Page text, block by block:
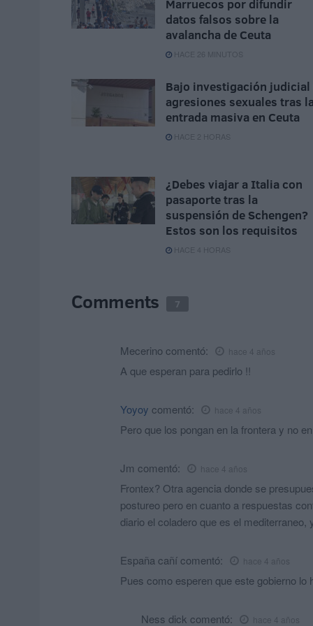
Marruecos por difundir
datos falsos sobre la
avalancha de Ceuta
HACE 26 MINUTOS
Bajo investigación judicial
agresiones sexuales tras la
entrada masiva en Ceuta
HACE 2 HORAS
¿Debes viajar a Italia con
pasaporte tras la
suspensión de Schengen?
Estos son los requisitos
HACE 4 HORAS
Comments 7
Mecerino comentó: hace 4 años
A que esperan para pedirlo !!
Yoyoy comentó: hace 4 años
Pero que los pongan en la frontera y no
Jm comentó: hace 4 años
Frontex? Otra agencia donde se
postureo pero en cuanto a respuestas
diario el coladero que es el
España cañí comentó: hace 4 años
Pues como esperen que este gobierno lo
Ness dick comentó: hace 4 años